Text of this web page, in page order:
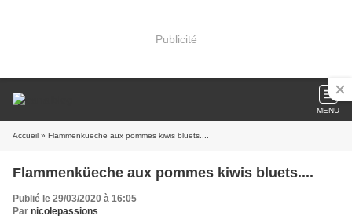
Publicité
MENU
Accueil » Flammenküeche aux pommes kiwis bluets....
Flammenküeche aux pommes kiwis bluets....
Publié le 29/03/2020 à 16:05
Par nicolepassions